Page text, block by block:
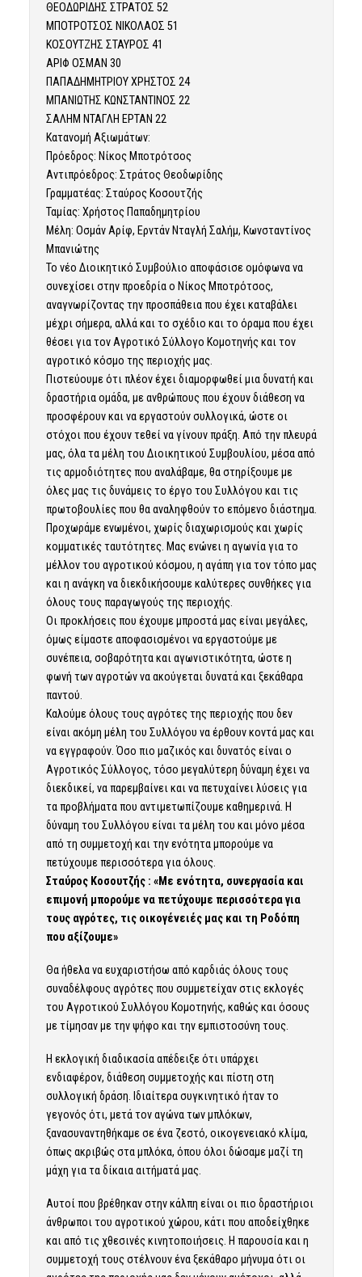
ΘΕΟΔΩΡΙΔΗΣ ΣΤΡΑΤΟΣ 52
ΜΠΟΤΡΟΤΣΟΣ ΝΙΚΟΛΑΟΣ 51
ΚΟΣΟΥΤΖΗΣ ΣΤΑΥΡΟΣ 41
ΑΡΙΦ ΟΣΜΑΝ 30
ΠΑΠΑΔΗΜΗΤΡΙΟΥ ΧΡΗΣΤΟΣ 24
ΜΠΑΝΙΩΤΗΣ ΚΩΝΣΤΑΝΤΙΝΟΣ 22
ΣΑΛΗΜ ΝΤΑΓΛΗ ΕΡΤΑΝ 22
Κατανομή Αξιωμάτων:
Πρόεδρος: Νίκος Μποτρότσος
Αντιπρόεδρος: Στράτος Θεοδωρίδης
Γραμματέας: Σταύρος Κοσουτζής
Ταμίας: Χρήστος Παπαδημητρίου
Μέλη: Οσμάν Αρίφ, Ερντάν Νταγλή Σαλήμ, Κωνσταντίνος
Μπανιώτης
Το νέο Διοικητικό Συμβούλιο αποφάσισε ομόφωνα να
συνεχίσει στην προεδρία ο Νίκος Μποτρότσος,
αναγνωρίζοντας την προσπάθεια που έχει καταβάλει
μέχρι σήμερα, αλλά και το σχέδιο και το όραμα που έχει
θέσει για τον Αγροτικό Σύλλογο Κομοτηνής και τον
αγροτικό κόσμο της περιοχής μας.
Πιστεύουμε ότι πλέον έχει διαμορφωθεί μια δυνατή και
δραστήρια ομάδα, με ανθρώπους που έχουν διάθεση να
προσφέρουν και να εργαστούν συλλογικά, ώστε οι
στόχοι που έχουν τεθεί να γίνουν πράξη. Από την πλευρά
μας, όλα τα μέλη του Διοικητικού Συμβουλίου, μέσα από
τις αρμοδιότητες που αναλάβαμε, θα στηρίξουμε με
όλες μας τις δυνάμεις το έργο του Συλλόγου και τις
πρωτοβουλίες που θα αναληφθούν το επόμενο διάστημα.
Προχωράμε ενωμένοι, χωρίς διαχωρισμούς και χωρίς
κομματικές ταυτότητες. Μας ενώνει η αγωνία για το
μέλλον του αγροτικού κόσμου, η αγάπη για τον τόπο μας
και η ανάγκη να διεκδικήσουμε καλύτερες συνθήκες για
όλους τους παραγωγούς της περιοχής.
Οι προκλήσεις που έχουμε μπροστά μας είναι μεγάλες,
όμως είμαστε αποφασισμένοι να εργαστούμε με
συνέπεια, σοβαρότητα και αγωνιστικότητα, ώστε η
φωνή των αγροτών να ακούγεται δυνατά και ξεκάθαρα
παντού.
Καλούμε όλους τους αγρότες της περιοχής που δεν
είναι ακόμη μέλη του Συλλόγου να έρθουν κοντά μας και
να εγγραφούν. Όσο πιο μαζικός και δυνατός είναι ο
Αγροτικός Σύλλογος, τόσο μεγαλύτερη δύναμη έχει να
διεκδικεί, να παρεμβαίνει και να πετυχαίνει λύσεις για
τα προβλήματα που αντιμετωπίζουμε καθημερινά. Η
δύναμη του Συλλόγου είναι τα μέλη του και μόνο μέσα
από τη συμμετοχή και την ενότητα μπορούμε να
πετύχουμε περισσότερα για όλους.
Σταύρος Κοσουτζής : «Με ενότητα, συνεργασία και
επιμονή μπορούμε να πετύχουμε περισσότερα για
τους αγρότες, τις οικογένειές μας και τη Ροδόπη
που αξίζουμε»
Θα ήθελα να ευχαριστήσω από καρδιάς όλους τους
συναδέλφους αγρότες που συμμετείχαν στις εκλογές
του Αγροτικού Συλλόγου Κομοτηνής, καθώς και όσους
με τίμησαν με την ψήφο και την εμπιστοσύνη τους.
Η εκλογική διαδικασία απέδειξε ότι υπάρχει
ενδιαφέρον, διάθεση συμμετοχής και πίστη στη
συλλογική δράση. Ιδιαίτερα συγκινητικό ήταν το
γεγονός ότι, μετά τον αγώνα των μπλόκων,
ξανασυναντηθήκαμε σε ένα ζεστό, οικογενειακό κλίμα,
όπως ακριβώς στα μπλόκα, όπου όλοι δώσαμε μαζί τη
μάχη για τα δίκαια αιτήματά μας.
Αυτοί που βρέθηκαν στην κάλπη είναι οι πιο δραστήριοι
άνθρωποι του αγροτικού χώρου, κάτι που αποδείχθηκε
και από τις χθεσινές κινητοποιήσεις. Η παρουσία και η
συμμετοχή τους στέλνουν ένα ξεκάθαρο μήνυμα ότι οι